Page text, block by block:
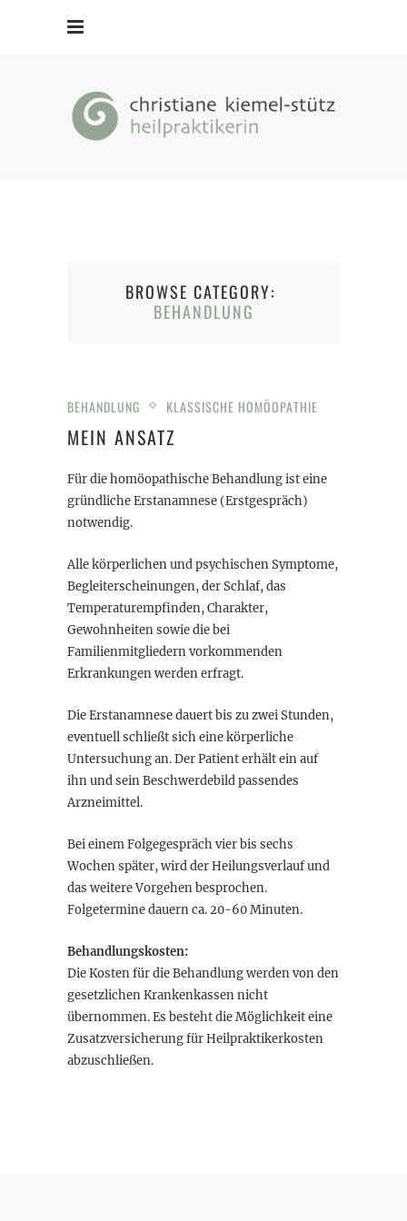
BROWSE CATEGORY
BEHANDLUNG
BEHANDLUNG KLASSISCHE HOMÖOPATHIE
MEIN ANSATZ
Für die homöopathische Behandlung ist eine
gründliche Erstanamnese (Erstgespräch)
notwendig.
Alle körperlichen und psychischen Symptome,
Begleiterscheinungen, der Schlaf, das
Temperaturempfinden, Charakter,
Gewohnheiten sowie die bei
Familienmitgliedern vorkommenden
Erkrankungen werden erfragt.
Die Erstanamnese dauert bis zu zwei Stunden,
eventuell schließt sich eine körperliche
Untersuchung an. Der Patient erhält ein auf
ihn und sein Beschwerdebild passendes
Arzneimittel.
Bei einem Folgegespräch vier bis sechs
Wochen später, wird der Heilungsverlauf und
das weitere Vorgehen besprochen.
Folgetermine dauern ca. 20-60 Minuten.
Behandlungskosten:
Die Kosten für die Behandlung werden von den
gesetzlichen Krankenkassen nicht
übernommen. Es besteht die Möglichkeit eine
Zusatzversicherung für Heilpraktikerkosten
abzuschließen.